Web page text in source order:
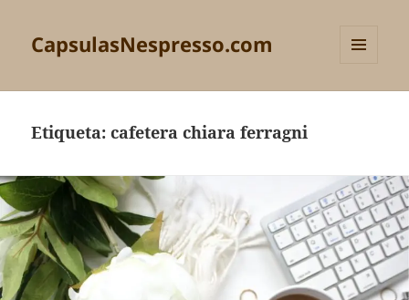
CapsulasNespresso.com
Etiqueta:cafetera chiara ferragni